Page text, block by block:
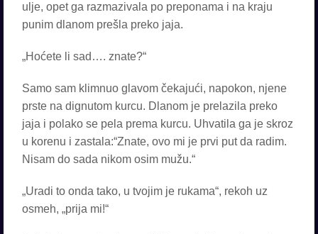
ulje, opet ga razmazivala po preponama i na kraju
punim dlanom prešla preko jaja.
„Hoćete li sad…. znate?“
Samo sam klimnuo glavom čekajući, napokon, njene
prste na dignutom kurcu. Dlanom je prelazila preko
jaja i polako se pela prema kurcu. Uhvatila ga je skroz
u korenu i zastala:“Znate, ovo mi je prvi put da radim.
Nisam do sada nikom osim mužu.“
„Uradi to onda tako, u tvojim je rukama“, rekoh uz
osmeh, „prija mi!“